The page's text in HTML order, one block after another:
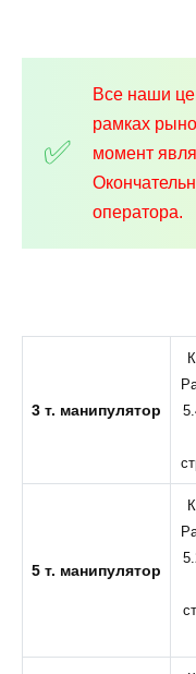
Все наши
рамках
момент
оператора.
3 т. манипулятор
5 т. манипулятор